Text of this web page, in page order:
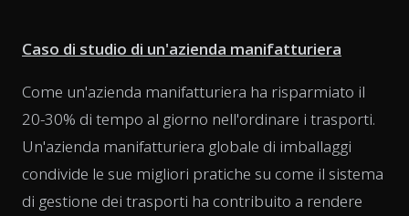
Caso di studio di un'azienda manifatturiera
Come un'azienda manifatturiera ha risparmiato il
20-30% di tempo al giorno nell'ordinare i trasporti.
Un'azienda manifatturiera globale di imballaggi
condivide le sue migliori pratiche su come il sistema
di gestione dei trasporti ha contribuito a rendere